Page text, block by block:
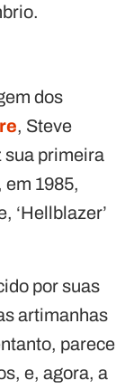
dos
, Steve
sua primeira
em 1985,
‘Hellblazer’
por suas
artimanhas
parece
e, agora, a